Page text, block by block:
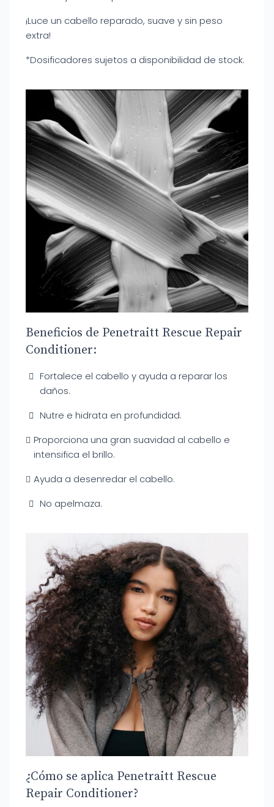
¡Luce un cabello reparado, suave y sin peso
extra!
*Dosificadores sujetos a disponibilidad de stock.
Beneficios de Penetraitt Rescue Repair
Conditioner:
Fortalece el cabello y ayuda a reparar los
daños.
Nutre e hidrata en profundidad.
Proporciona una gran suavidad al cabello e
intensifica el brillo.
Ayuda a desenredar el cabello.
No apelmaza.
¿Cómo se aplica Penetraitt Rescue
Repair Conditioner?